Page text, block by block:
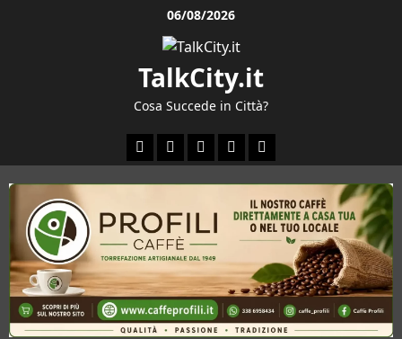
06/08/2026
TalkCity.it
Cosa Succede in Città?
FacebookInstagram
YouTubeTwitterEmail